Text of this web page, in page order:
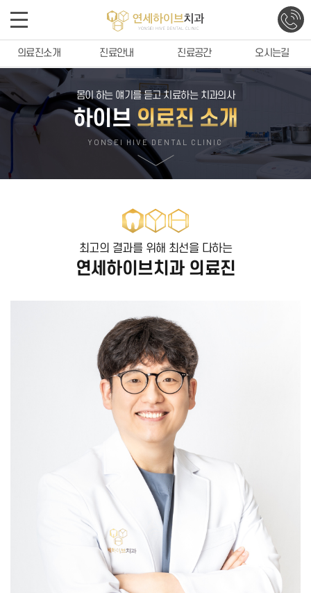
의료진소개 진료안내 진료공간 오시는길
몸이 하는 얘기를 듣고 치료하는 치과의사
하이브의료진 소개
YONSEI HIVE DENTAL CLINIC
최고의 결과를 위해 최선을 다하는
연세하이브치과의료진